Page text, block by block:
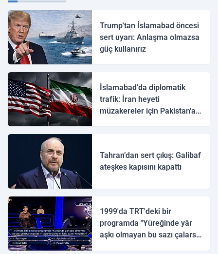
Trump'tan İslamabad öncesi
sert uyarı: Anlaşma olmazsa
güç kullanırız
İslamabad'da diplomatik
trafik: İran heyeti
müzakereler için Pakistan'a
Tahran’dan sert çıkış: Galibaf
ateşkes kapısını kapattı
1999'da TRT'deki bir
programda "Yüreğinde yâr
aşkı olmayan bu sazı çalarsa